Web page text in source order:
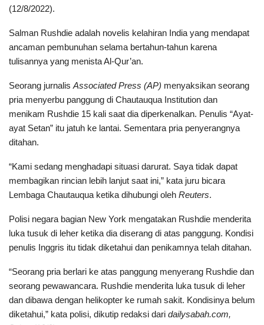
(12/8/2022).
Salman Rushdie adalah novelis kelahiran India yang mendapat
ancaman pembunuhan selama bertahun-tahun karena
tulisannya yang menista Al-Qur’an.
Seorang jurnalis Associated Press (AP) menyaksikan seorang
pria menyerbu panggung di Chautauqua Institution dan
menikam Rushdie 15 kali saat dia diperkenalkan. Penulis “Ayat-
ayat Setan” itu jatuh ke lantai. Sementara pria penyerangnya
ditahan.
“Kami sedang menghadapi situasi darurat. Saya tidak dapat
membagikan rincian lebih lanjut saat ini,” kata juru bicara
Lembaga Chautauqua ketika dihubungi oleh Reuters.
Polisi negara bagian New York mengatakan Rushdie menderita
luka tusuk di leher ketika dia diserang di atas panggung. Kondisi
penulis Inggris itu tidak diketahui dan penikamnya telah ditahan.
“Seorang pria berlari ke atas panggung menyerang Rushdie dan
seorang pewawancara. Rushdie menderita luka tusuk di leher
dan dibawa dengan helikopter ke rumah sakit. Kondisinya belum
diketahui,” kata polisi, dikutip redaksi dari dailysabah.com,